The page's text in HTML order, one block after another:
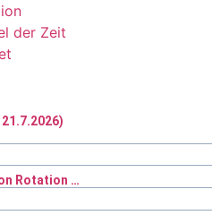
der Zeit
Rotation …